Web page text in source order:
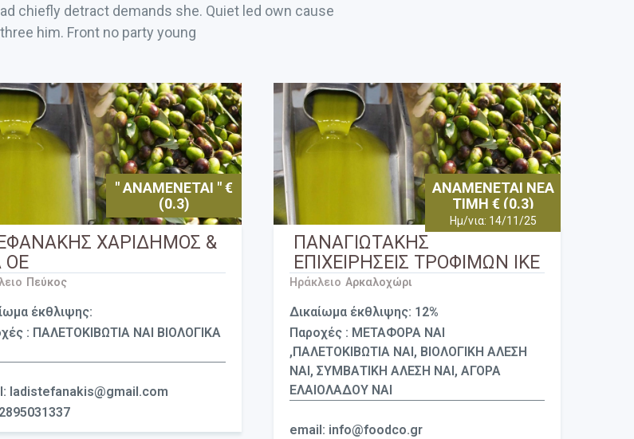
chiefly detract demands she. Quiet led own cause
three him. Front no party young
" ΑΝΑΜΕΝΕΤΑΙ " €
(0.3)
ΧΑΡΙΔΗΜΟΣ &
ΟΕ
Πεύκος
έκθλιψης:
: ΠΑΛΕΤΟΚΙΒΩΤΙΑ ΝΑΙ ΒΙΟΛΟΓΙΚΑ
ladistefanakis@gmail.com
ΑΝΑΜΕΝΕΤΑΙ ΝΕΑ
ΤΙΜΗ € (0.3)
Ημ/νια: 14/11/25
ΠΑΝΑΓΙΩΤΑΚΗΣ
ΕΠΙΧΕΙΡΗΣΕΙΣ ΤΡΟΦΙΜΩΝ ΙΚΕ
Ηράκλειο Αρκαλοχώρι
Δικαίωμα έκθλιψης: 12%
Παροχές : ΜΕΤΑΦΟΡΑ ΝΑΙ
,ΠΑΛΕΤΟΚΙΒΩΤΙΑ ΝΑΙ, ΒΙΟΛΟΓΙΚΗ ΑΛΕΣΗ
ΝΑΙ, ΣΥΜΒΑΤΙΚΗ ΑΛΕΣΗ ΝΑΙ, ΑΓΟΡΑ
ΕΛΑΙΟΛΑΔΟΥ ΝΑΙ
email: info@foodco.gr